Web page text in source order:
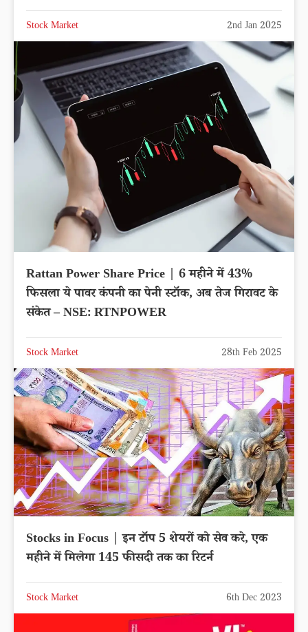
Stock Market 2nd Jan 2025
Rattan Power Share Price | 6 महीने में 43%
फिसला ये पावर कंपनी का पेनी स्टॉक, अब तेज गिरावट के
संकेत – NSE: RTNPOWER
Stock Market 28th Feb 2025
Stocks in Focus | इन टॉप 5 शेयरों को सेव करे, एक
महीने में मिलेगा 145 फीसदी तक का रिटर्न
Stock Market 6th Dec 2023